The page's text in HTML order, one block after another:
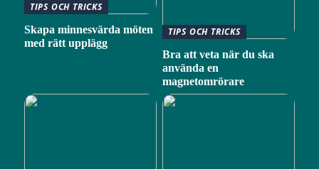
TIPS OCH TRICKS
Skapa minnesvärda möten
med rätt upplägg
TIPS OCH TRICKS
Bra att veta när du ska
använda en
magnetomrörare